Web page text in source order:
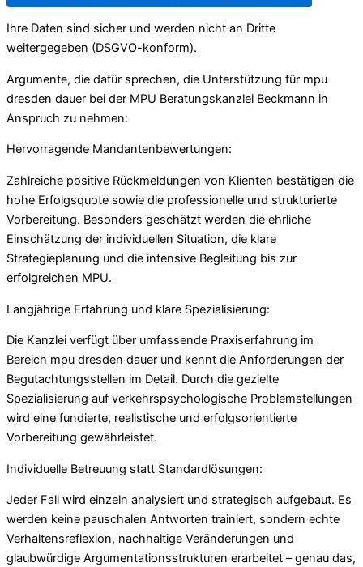
Ihre Daten sind sicher und werden nicht an Dritte
weitergegeben (DSGVO-konform).
Argumente, die dafür sprechen, die Unterstützung für mpu
dresden dauer bei der MPU Beratungskanzlei Beckmann in
Anspruch zu nehmen:
Hervorragende Mandantenbewertungen:
Zahlreiche positive Rückmeldungen von Klienten bestätigen die
hohe Erfolgsquote sowie die professionelle und strukturierte
Vorbereitung. Besonders geschätzt werden die ehrliche
Einschätzung der individuellen Situation, die klare
Strategieplanung und die intensive Begleitung bis zur
erfolgreichen MPU.
Langjährige Erfahrung und klare Spezialisierung:
Die Kanzlei verfügt über umfassende Praxiserfahrung im
Bereich mpu dresden dauer und kennt die Anforderungen der
Begutachtungsstellen im Detail. Durch die gezielte
Spezialisierung auf verkehrspsychologische Problemstellungen
wird eine fundierte, realistische und erfolgsorientierte
Vorbereitung gewährleistet.
Individuelle Betreuung statt Standardlösungen:
Jeder Fall wird einzeln analysiert und strategisch aufgebaut. Es
werden keine pauschalen Antworten trainiert, sondern echte
Verhaltensreflexion, nachhaltige Veränderungen und
glaubwürdige Argumentationsstrukturen erarbeitet – genau das,